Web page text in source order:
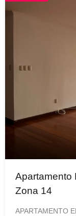
Apartamento
Zona 14
APARTAMENTO